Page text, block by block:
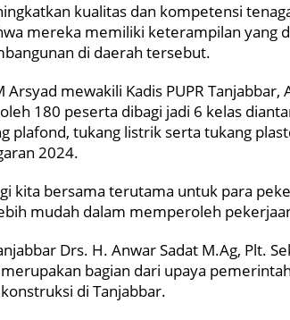
kualitas dan kompetensi
mereka memiliki keterampilan yang
di daerah tersebut.
mewakili Kadis PUPR Tanjabbar,
180 peserta dibagi jadi 6 kelas
plafond, tukang listrik serta tukang
2024.
kita bersama terutama untuk para
mudah dalam memperoleh
Drs. H. Anwar Sadat M.Ag, Plt.
bagian dari upaya
di Tanjabbar.